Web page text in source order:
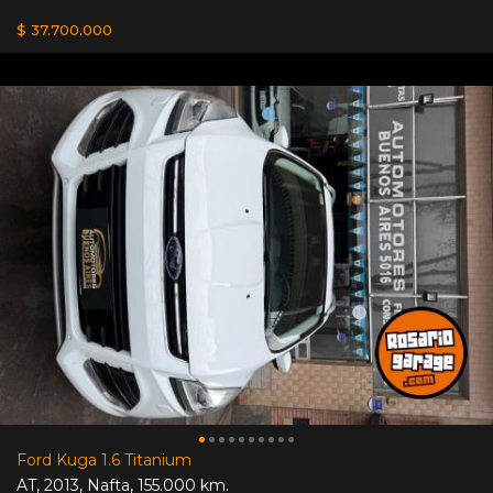
$ 37.700.000
Ford Kuga 1.6 Titanium
AT, 2013, Nafta, 155.000 km.